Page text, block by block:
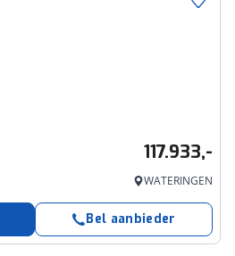
117.933,-
WATERINGEN
Bel aanbieder